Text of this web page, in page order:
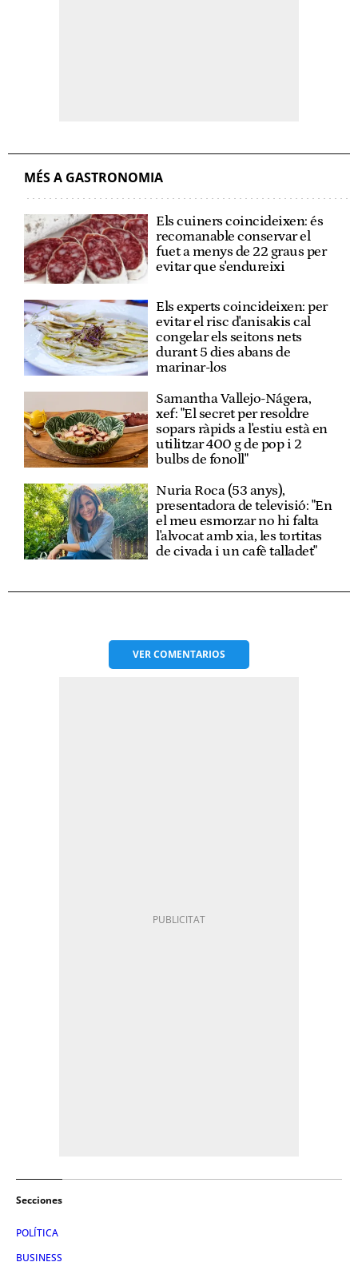
MÉS A GASTRONOMIA
Els cuiners coincideixen: és
recomanable conservar el
fuet a menys de 22 graus per
evitar que s'endureixi
Els experts coincideixen: per
evitar el risc d'anisakis cal
congelar els seitons nets
durant 5 dies abans de
marinar-los
Samantha Vallejo-Nágera,
xef: "El secret per resoldre
sopars ràpids a l'estiu està en
utilitzar 400 g de pop i 2
bulbs de fonoll"
Nuria Roca (53 anys),
presentadora de televisió: "En
el meu esmorzar no hi falta
l'alvocat amb xia, les tortitas
de civada i un cafè talladet"
VERCOMENTARIOS
Secciones
POLÍTICA
BUSINESS